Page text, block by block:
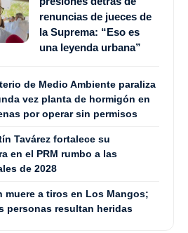
renuncias de jueces de
la Suprema: “Eso es
una leyenda urbana”
de Medio Ambiente paraliza
vez planta de hormigón en
por operar sin permisos
Tavárez fortalece su
en el PRM rumbo a las
de 2028
muere a tiros en Los Mangos;
personas resultan heridas